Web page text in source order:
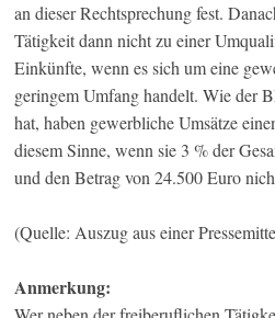
an dieser Rechtsprechung fest.
Tätigkeit dann nicht zu einer
Einkünfte, wenn es sich um eine
geringem Umfang handelt. Wie der
hat, haben gewerbliche Umsätze
diesem Sinne, wenn sie 3 % der
und den Betrag von 24.500 Euro
(Quelle: Auszug aus einer
Anmerkung: